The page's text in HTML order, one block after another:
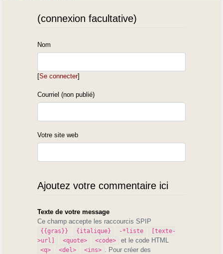
(connexion facultative)
Nom
[Se connecter]
Courriel (non publié)
Votre site web
Ajoutez votre commentaire ici
Texte de votre message
Ce champ accepte les raccourcis SPIP
{{gras}} {italique} -*liste
[texte-
>url]
<quote> <code> et le code HTML
<q> <del> <ins>
. Pour créer des